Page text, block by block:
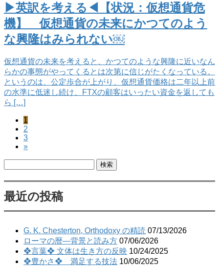
▶英訳を考える◀【状況：仮想通貨危
機】 仮想通貨の未来にかつてのよう
な興隆はみられない￼
仮想通貨の未来を考えると、かつてのような興隆に近いなん
らかの事態がやってくるとは次第に信じがたくなっている。
というのは、公定歩合が上がり、仮想通貨価格は二年以上前
の水準に低迷し続け、FTXの顧客はいったい資金を返しても
ら […]
ビ
ゲ
ー
ペ
ー
ジ
1
ペ
ー
ジ
2
ペ
ー
ジ
3
»
最近の投稿
G. K. Chesterton, Orthodoxy の精読 07/13/2026
ローマの暦―背景と読み方 07/06/2026
❖言葉❖ 文体は生き方の反映 10/24/2025
❖豊かさ❖ 満足する技法 10/06/2025